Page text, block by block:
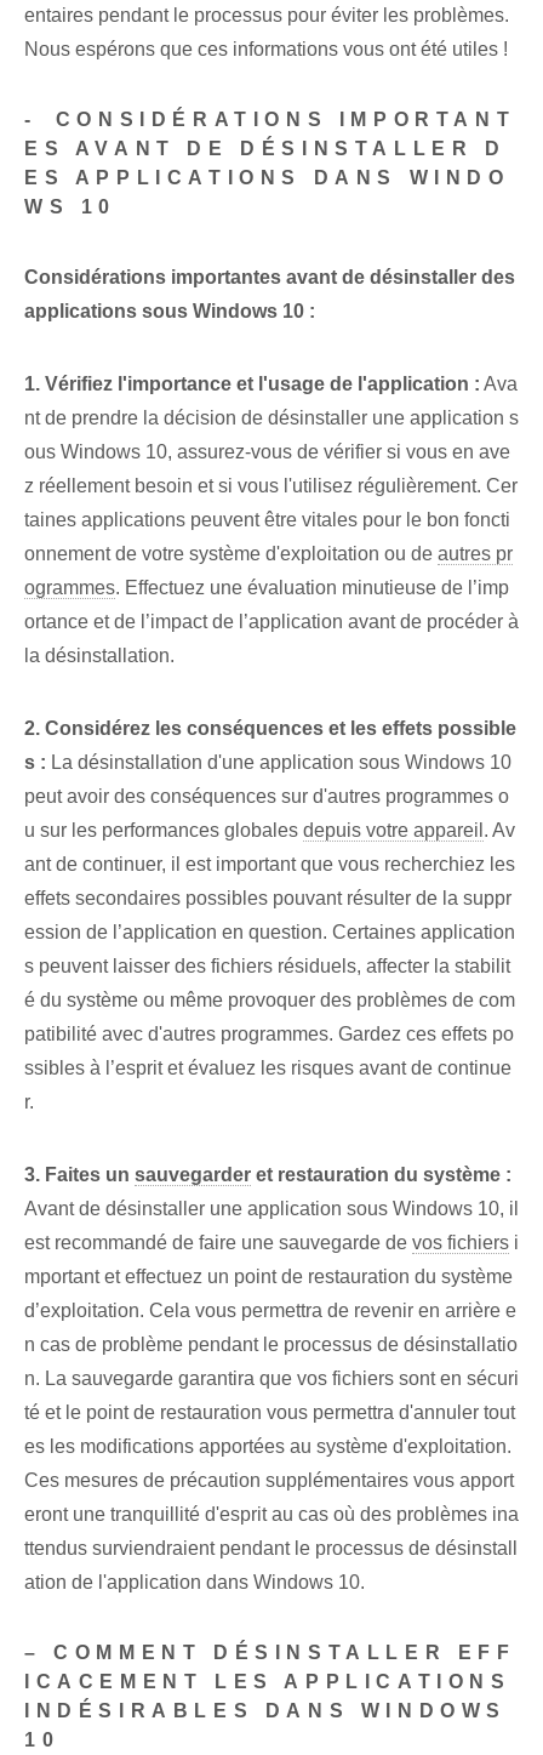
entaires pendant le processus pour éviter les problèmes.
Nous espérons que ces informations vous ont été utiles !
-⁢ CONSIDÉRATIONS IMPORTANT
ES AVANT DE DÉSINSTALLER D
ES APPLICATIONS DANS WINDO
WS 10
Considérations importantes avant de désinstaller des
applications sous Windows 10 :
1. ‌Vérifiez l'importance et ⁢l'usage de l'⁤application : Ava
nt de prendre la décision de désinstaller une application s
ous Windows 10, assurez-vous de vérifier si vous en ave
z réellement besoin et si vous l'utilisez régulièrement. Cer
taines applications peuvent être vitales pour le bon foncti
onnement de votre système d'exploitation ou de autres pr
ogrammes. Effectuez une évaluation minutieuse de l’imp
ortance et de l’impact de l’application avant de procéder à
la désinstallation.
2. Considérez⁤ les⁢ conséquences‌ et les effets possible
s : ‌La désinstallation d'une application sous Windows 10
‌peut avoir des conséquences ⁢sur d'autres programmes o
u sur les performances globales depuis votre appareil . Av
ant de continuer, il est important que vous recherchiez les
effets secondaires possibles pouvant résulter de la suppr
ession de l’application en question. Certaines application
s peuvent laisser des fichiers résiduels, affecter la stabilit
é du système ou même provoquer des problèmes de com
patibilité avec d'autres programmes. Gardez ces effets po
ssibles à l’esprit et évaluez les risques avant de continue
r.
3. Faites un⁤ sauvegarder et restauration du système :
Avant de désinstaller une application sous Windows 10, il
est recommandé de faire une sauvegarde de vos fichiers i
mportant et effectuez un point de restauration du système
d’exploitation. Cela vous permettra de revenir en arrière e
n cas de problème pendant le processus de désinstallatio
n. La sauvegarde garantira que vos fichiers sont en sécuri
té et le point de restauration vous permettra d'annuler tout
es les modifications apportées au système d'exploitation.
Ces mesures de précaution supplémentaires vous apport
eront une tranquillité d'esprit‍ au cas où des problèmes ina
ttendus surviendraient⁢ pendant le ⁢processus de désinstall
ation de l'application dans⁢ Windows 10.
– COMMENT DÉSINSTALLER EFF
ICACEMENT LES APPLICATIONS
INDÉSIRABLES DANS WINDOWS
10